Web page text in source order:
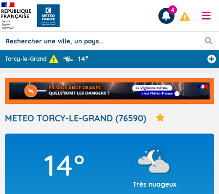
Prévisions
TOUS LES RÉSULTATS
Articles
4
Torcy-le-Grand 14°
METEO TORCY-LE-GRAND (76590)
14°
Très nuageux